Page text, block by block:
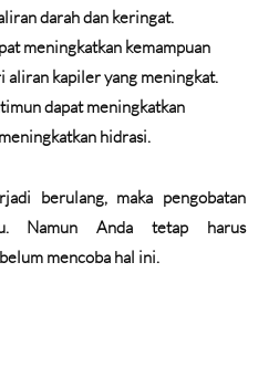
darah dan keringat.
meningkatkan kemampuan
aliran kapiler yang meningkat.
dapat meningkatkan
hidrasi.
berulang, maka pengobatan
Namun Anda tetap harus
mencoba hal ini.